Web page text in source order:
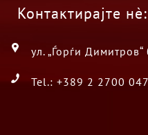
Контактирајте нè:
ул. „Ѓорѓи
Tel.: +389 2 2700 047